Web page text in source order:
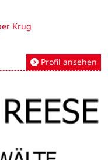
Krug
Profil ansehen